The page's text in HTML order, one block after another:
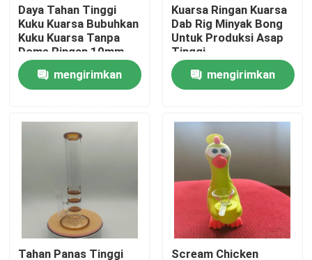
Kontrol kualitas
Hubungi kami
Berita
Kaca Bong Banger
Gelas Air Bong
Daya Tahan Tinggi
Kuku Kuarsa Bubuhkan
Kuku Kuarsa Tanpa
Dome Ringan 10mm
mengirimkan
Kuarsa Ringan Kuarsa
Dab Rig Minyak Bong
Untuk Produksi Asap
Tinggi
mengirimkan
Tahan Panas Tinggi Scream Chicken